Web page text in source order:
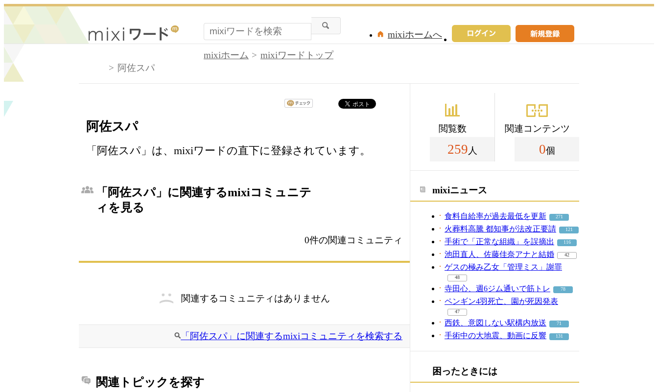
mixiホームへ
mixiホーム
mixiワードトップ
阿佐スパ
阿佐スパ
「阿佐スパ」は、mixiワードの直下に登録されています。
「阿佐スパ」に関連するmixiコミュニテ
ィを見る
0件の関連コミュニティ
関連するコミュニティはありません
「阿佐スパ」に関連するmixiコミュニティを検索する
関連トピックを探す
閲覧数
259 人
関連コンテンツ
0個
mixiニュース
食料自給率が過去最低を更新 271
火葬料高騰 都知事が法改正要請 121
手術で「正常な組織」を誤摘出 116
池田直人、佐藤佳奈アナと結婚 42
ゲスの極み乙女「管理ミス」謝罪
48
寺田心、週6ジム通いで筋トレ 78
ペンギン4羽死亡、園が死因発表
47
西鉄、意図しない駅構内放送 71
手術中の大地震、動画に反響 131
困ったときには